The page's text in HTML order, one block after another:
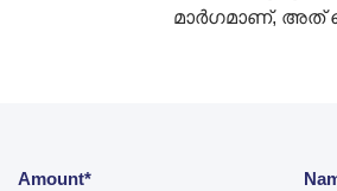
മാർഗമാണ്, അത്
Amount*